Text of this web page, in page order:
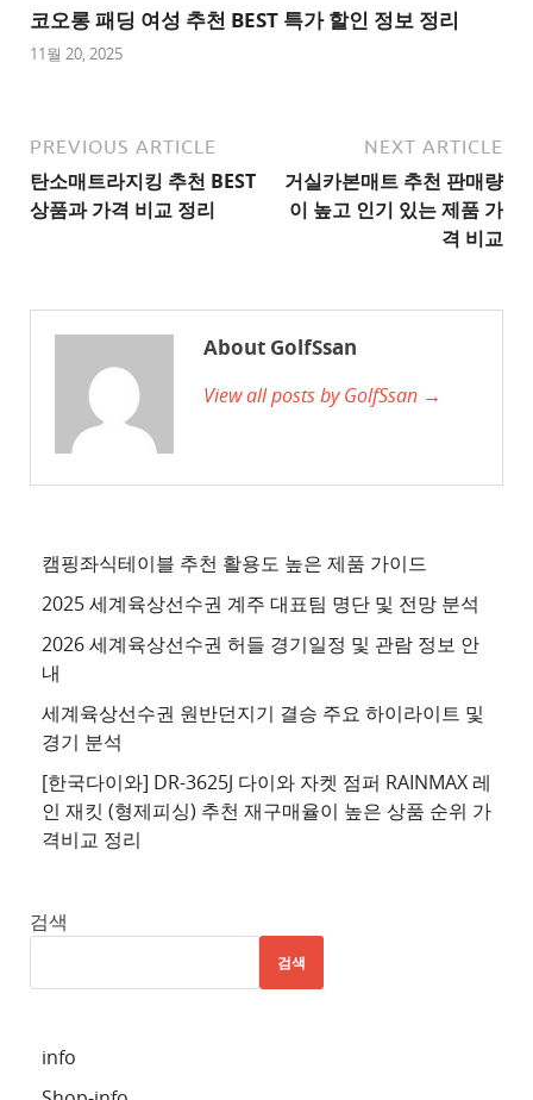
트
1
사
이
트
천
이
트
추
사
이
트
사
이
추
코오롱 패딩 여성 추천 BEST 특가 할인 정보 정리
11월 20, 2025
PREVIOUS ARTICLE
탄소매트라지킹 추천 BEST
상품과 가격 비교 정리
NEXT ARTICLE
거실카본매트 추천 판매량
이 높고 인기 있는 제품 가
격 비교
About GolfSsan
View all posts by GolfSsan →
캠핑좌식테이블 추천 활용도 높은 제품 가이드
2025 세계육상선수권 계주 대표팀 명단 및 전망 분석
2026 세계육상선수권 허들 경기일정 및 관람 정보 안
내
세계육상선수권 원반던지기 결승 주요 하이라이트 및
경기 분석
[한국다이와] DR-3625J 다이와 자켓 점퍼 RAINMAX 레
인 재킷 (형제피싱) 추천 재구매율이 높은 상품 순위 가
격비교 정리
검색
검색
info